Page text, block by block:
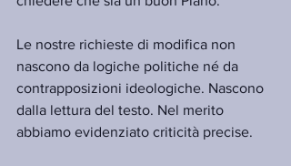
Le nostre richieste di modifica non
nascono da logiche politiche né da
contrapposizioni ideologiche. Nascono
dalla lettura del testo. Nel merito
abbiamo evidenziato criticità precise.